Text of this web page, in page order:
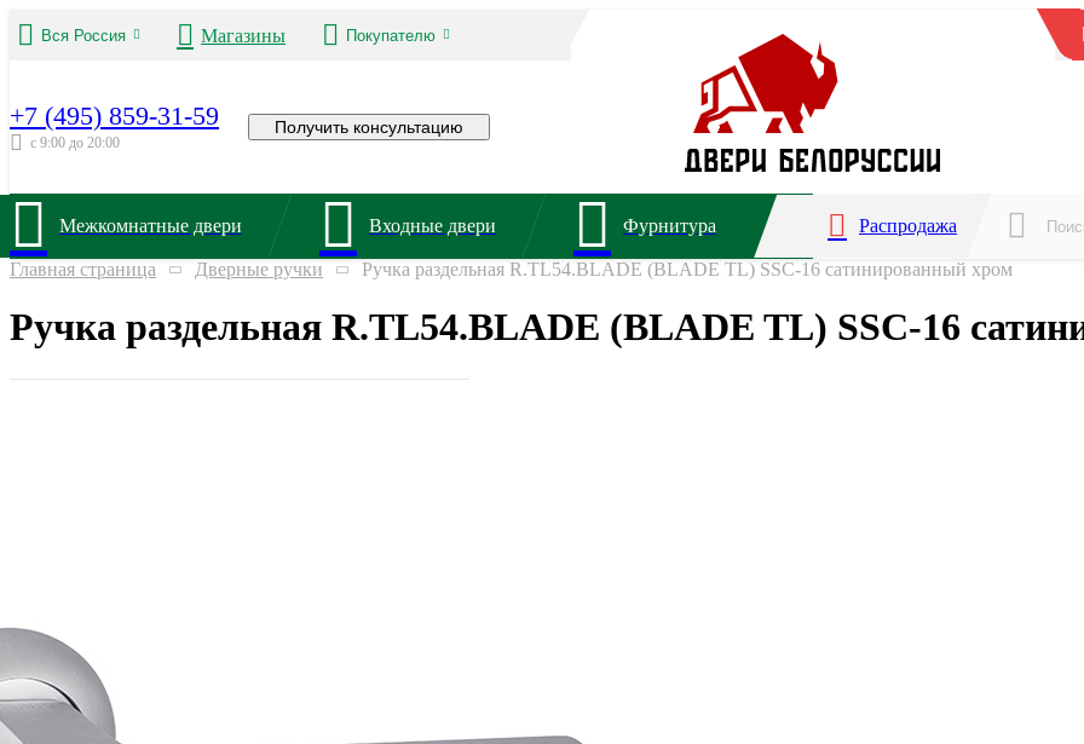
Вся Россия Магазины Покупателю
+7 (495) 859-31-59
с 9:00 до 20:00
Получить консультацию
Межкомнатные двери Входные двери Фурнитура Распродажа
Главная страница Дверные ручки Ручка раздельная R.TL54.BLADE (BLADE TL) SSC-16 сатинированный хром
Ручка раздельная R.TL54.BLADE (BLADE TL) SSC-16